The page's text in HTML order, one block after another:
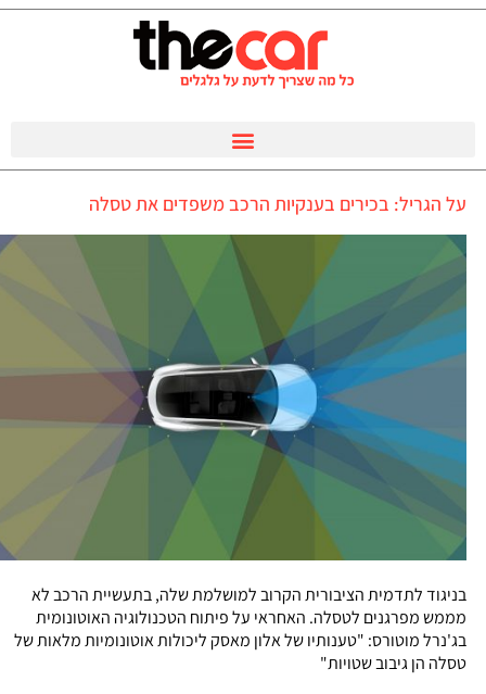
על הגריל: בכירים בענקיות הרכב משפדים את טסלה
בניגוד לתדמית הציבורית הקרוב למושלמת שלה, בתעשיית הרכב לא
מממש מפרגנים לטסלה. האחראי על פיתוח הטכנולוגיה האוטונומית
בג'נרל מוטורס: "טענותיו של אלון מאסק ליכולות אוטונומיות מלאות של
טסלה הן גיבוב שטויות"